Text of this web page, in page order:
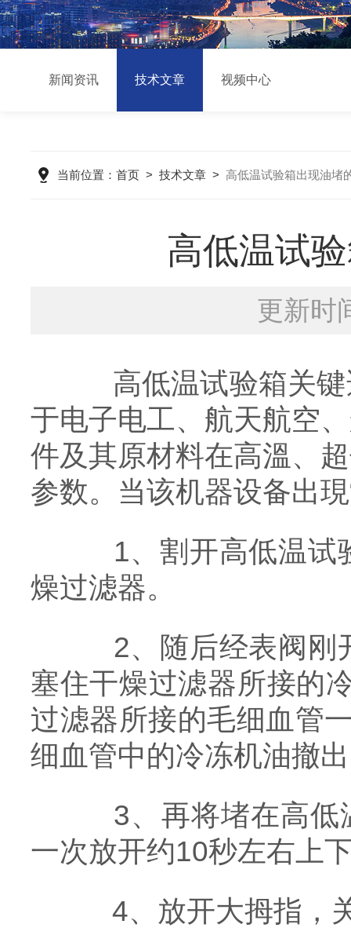
新闻资讯 技术文章 视频中心
当前位置： 首页 > 技术文章 > 高低温试验箱出现油堵
高低温试
更新时
高低温试验箱关键
于电子电工、航天航空
件及其原材料在高溫、
参数。当该机器设备出
1、割开高低温试验
燥过滤器。
2、随后经表阀刚开
塞住干燥过滤器所接的
过滤器所接的毛细血管
细血管中的冷冻机油撤
3、再将堵在高低温
一次放开约10秒左右上
4、放开大拇指，